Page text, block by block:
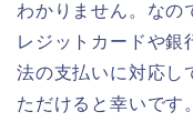
わかりません。なの
レジットカードや銀
法の支払いに対応し
ただけると幸いです。